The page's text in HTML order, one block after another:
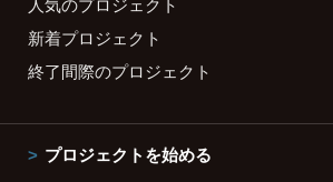
新着プロジェクト
終了間際のプロジェクト
プロジェクトを始める